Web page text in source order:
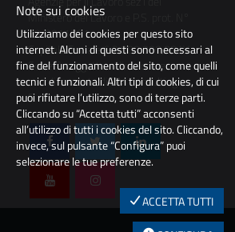
Ministero del Lavoro e P.S. prot. N°
39/0011781
Capitale Sociale € 2.000.000,00 I.V.
Società soggetta a direzione e
coordinamento di BM Consulting
S.r.l.
Note sui cookies
Utilizziamo dei cookies per questo sito
internet. Alcuni di questi sono necessari al
fine del funzionamento del sito, come quelli
tecnici e funzionali. Altri tipi di cookies, di cui
puoi rifiutare l’utilizzo, sono di terze parti.
Cliccando su “Accetta tutti” acconsenti
all’utilizzo di tutti i cookies del sito. Cliccando,
invece, sul pulsante “Configura” puoi
selezionare le tue preferenze.
ACCETTA TUTTI